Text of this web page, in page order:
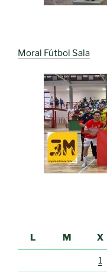
Moral Fútbol Sala
L
M X
1